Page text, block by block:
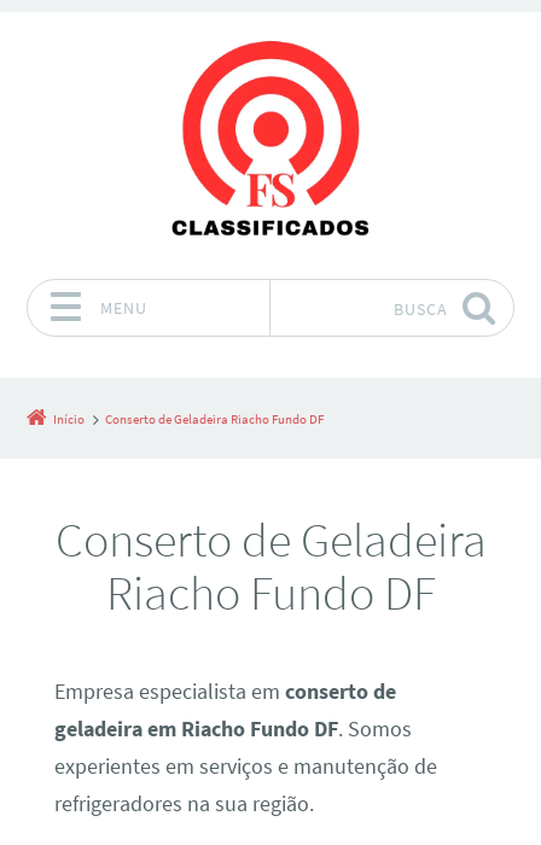
MENU BUSCA
Início Conserto de Geladeira Riacho Fundo DF
Conserto de Geladeira
Riacho Fundo DF
Empresa especialista em conserto de
geladeira em Riacho Fundo DF. Somos
experientes em serviços e manutenção de
refrigeradores na sua região.